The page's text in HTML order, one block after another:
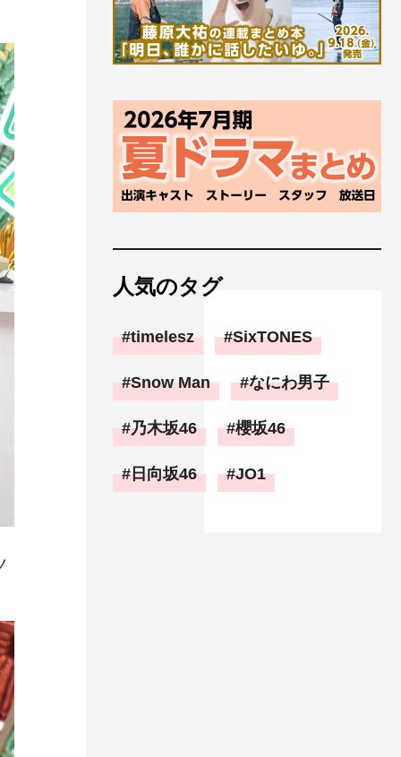
人気のタグ
timelesz SixTONES
Snow Man なにわ男子
乃木坂46 櫻坂46
日向坂46 JO1